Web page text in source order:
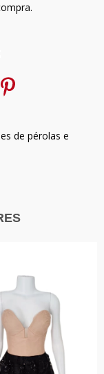
de pérolas e